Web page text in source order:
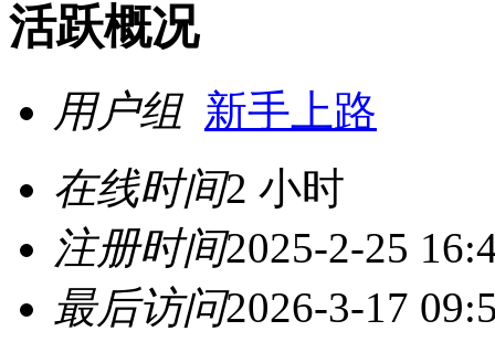
活跃概况
用户组 新手上路
在线时间2 小时
注册时间2025-2-25
最后访问2026-3-17